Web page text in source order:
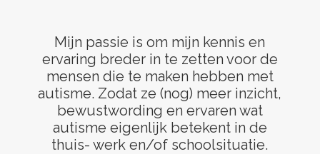
Mijn passie is om mijn kennis en
ervaring breder in te zetten voor de
mensen die te maken hebben met
autisme. Zodat ze (nog) meer inzicht,
bewustwording en ervaren wat
autisme eigenlijk betekent in de
thuis- werk en/of schoolsituatie.